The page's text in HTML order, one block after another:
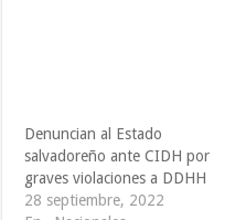
Denuncian al Estado
salvadoreño ante CIDH por
graves violaciones a DDHH
28 septiembre, 2022